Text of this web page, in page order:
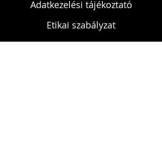
Adatkezelési tájékoztató
Etikai szabályzat
Fegyelmi szabályzat